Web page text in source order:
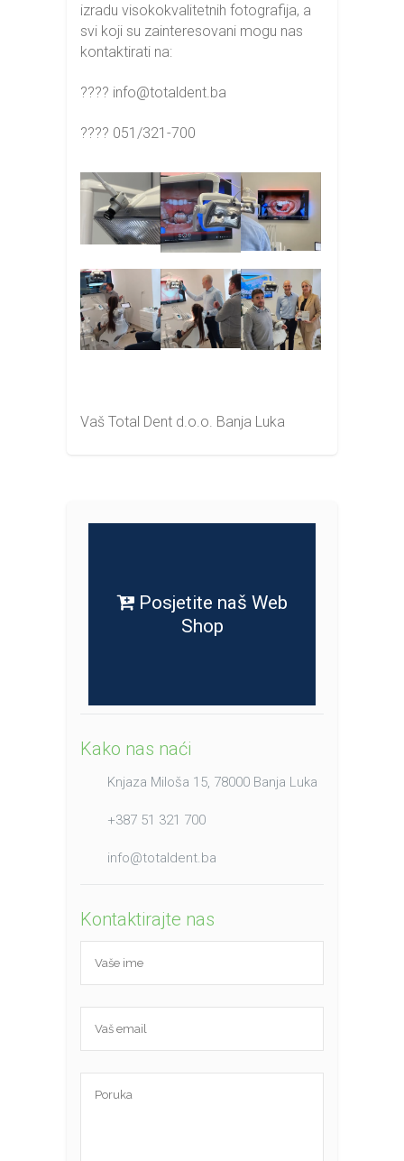
izradu visokokvalitetnih fotografija, a
svi koji su zainteresovani mogu nas
kontaktirati na:
???? info@totaldent.ba
???? 051/321-700
Vaš Total Dent d.o.o. Banja Luka
Posjetite naš Web
Shop
Kako nas naći
Knjaza Miloša 15, 78000 Banja Luka
+387 51 321 700
info@totaldent.ba
Kontaktirajte nas